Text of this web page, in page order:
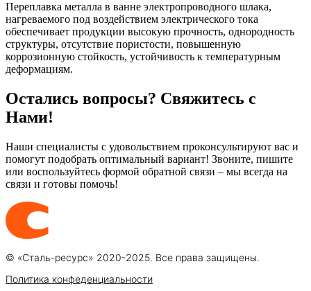
Переплавка металла в ванне электропроводного шлака,
нагреваемого под воздействием электрического тока
обеспечивает продукции высокую прочность, однородность
структуры, отсутствие пористости, повышенную
коррозионную стойкость, устойчивость к температурным
деформациям.
Остались вопросы? Свяжитесь с
Нами!
Наши специалисты с удовольствием проконсультируют вас и
помогут подобрать оптимальный вариант! Звоните, пишите
или воспользуйтесь формой обратной связи – мы всегда на
связи и готовы помочь!
© «Сталь-ресурс» 2020-2025. Все права защищены.
Политика конфеденциальности